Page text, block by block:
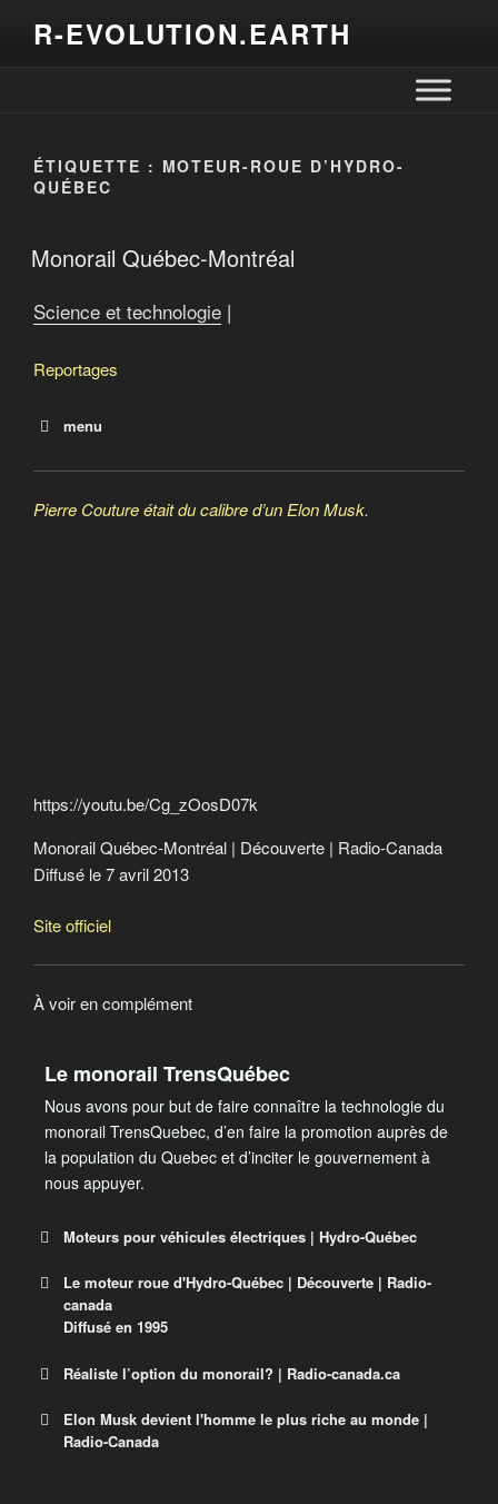
R-EVOLUTION.EARTH
ÉTIQUETTE : MOTEUR-ROUE D’HYDRO-
QUÉBEC
Monorail Québec-Montréal
Science et technologie |
Reportages
menu
Monorail Québec-Montréal
Pierre Couture était du calibre d’un Elon Musk.
https://youtu.be/Cg_zOosD07k
Monorail Québec-Montréal | Découverte | Radio-Canada
Diffusé le 7 avril 2013
Site officiel
À voir en complément
Le monorail TrensQuébec
Nous avons pour but de faire connaître la technologie du
monorail TrensQuebec, d’en faire la promotion auprès de
la population du Quebec et d’inciter le gouvernement à
nous appuyer.
Moteurs pour véhicules électriques | Hydro-Québec
En route vers l’avenir avec les moteurs
de TM4 !
Découvrez comment Hydro-Québec, par l’entremise
industrielle en série de moteurs électriques ainsi que
leur commercialisation.
Le moteur roue d'Hydro-Québec | Découverte | Radio-
canada
Diffusé en 1995
Réaliste l’option du monorail? | Radio-canada.ca
Réaliste l’option du monorail?
Elon Musk devient l'homme le plus riche au monde |
Radio-Canada